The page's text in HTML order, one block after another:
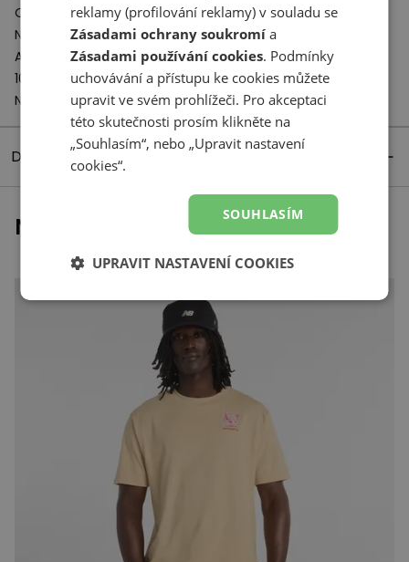
Odpovědný subjekt:
New Balance Europe BV
A-Factorij, Pilotenstraat 35 – 45
1059 CH Amsterdam
Netherlands
Detaily produktu
Naposledy prohlížené
reklamy (profilování reklamy) v souladu se
Zásadami ochrany soukromí a
Zásadami používání cookies. Podmínky
uchovávání a přístupu ke cookies můžete
upravit ve svém prohlížeči. Pro akceptaci
této skutečnosti prosím klikněte na
„Souhlasím“, nebo „Upravit nastavení
cookies“.
SOUHLASÍM
UPRAVIT NASTAVENÍ COOKIES